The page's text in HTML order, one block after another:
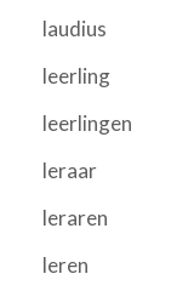
laudius
leerling
leerlingen
leraar
leraren
leren